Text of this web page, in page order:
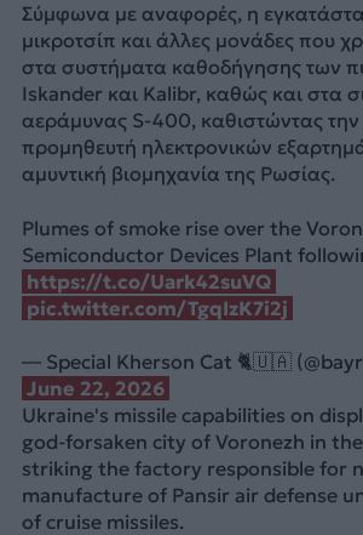
Σύμφωνα με αναφορές, η
μικροτσίπ και άλλες μονάδες που
στα συστήματα καθοδήγησης των
Iskander και Kalibr, καθώς και στα
αεράμυνας S-400, καθιστώντας την
προμηθευτή ηλεκτρονικών
αμυντική βιομηχανία της Ρωσίας.
Plumes of smoke rise over the
Semiconductor Devices Plant
https://t.co/Uark42suVQ
pic.twitter.com/TgqIzK7i2j
— Special Kherson Cat 🐈🇺🇦
June 22, 2026
Ukraine's missile capabilities on
god-forsaken city of Voronezh in
striking the factory responsible for
manufacture of Pansir air defense
of cruise missiles.